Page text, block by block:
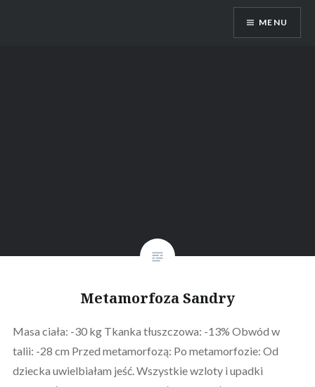
MENU
Metamorfoza Sandry
Masa ciała: -30 kg Tkanka tłuszczowa: -13% Obwód w
talii: -28 cm Przed metamorfozą: Po metamorfozie: Od
dziecka uwielbiałam jeść. Wszystkie wzloty i upadki